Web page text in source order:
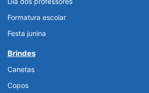
Formatura escolar
Festa junina
Brindes
Canetas
Copos